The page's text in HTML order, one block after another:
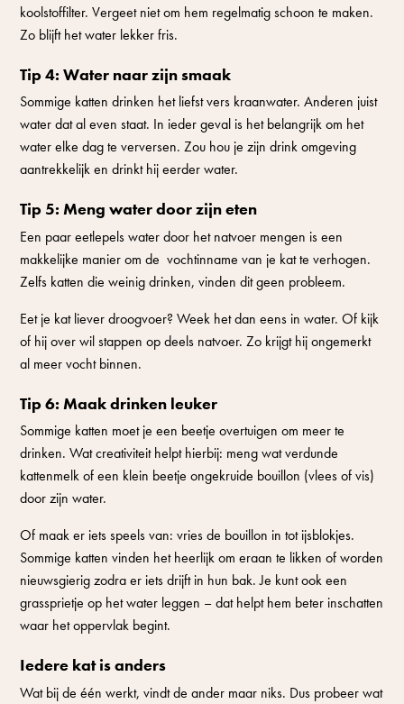
koolstoffilter. Vergeet niet om hem regelmatig schoon te maken.
Zo blijft het water lekker fris.
Tip 4: Water naar zijn smaak
Sommige katten drinken het liefst vers kraanwater. Anderen juist
water dat al even staat. In ieder geval is het belangrijk om het
water elke dag te verversen. Zou hou je zijn drink omgeving
aantrekkelijk en drinkt hij eerder water.
Tip 5: Meng water door zijn eten
Een paar eetlepels water door het natvoer mengen is een
makkelijke manier om de vochtinname van je kat te verhogen.
Zelfs katten die weinig drinken, vinden dit geen probleem.
Eet je kat liever droogvoer? Week het dan eens in water. Of kijk
of hij over wil stappen op deels natvoer. Zo krijgt hij ongemerkt
al meer vocht binnen.
Tip 6: Maak drinken leuker
Sommige katten moet je een beetje overtuigen om meer te
drinken. Wat creativiteit helpt hierbij: meng wat verdunde
kattenmelk of een klein beetje ongekruide bouillon (vlees of vis)
door zijn water.
Of maak er iets speels van: vries de bouillon in tot ijsblokjes.
Sommige katten vinden het heerlijk om eraan te likken of worden
nieuwsgierig zodra er iets drijft in hun bak. Je kunt ook een
grassprietje op het water leggen – dat helpt hem beter inschatten
waar het oppervlak begint.
Iedere kat is anders
Wat bij de één werkt, vindt de ander maar niks. Dus probeer wat